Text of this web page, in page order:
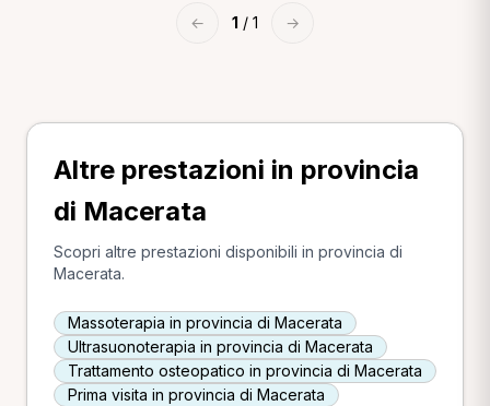
← 1 / 1 →
Altre prestazioni in provincia
di Macerata
Scopri altre prestazioni disponibili in provincia di
Macerata.
Massoterapia in provincia di Macerata
Ultrasuonoterapia in provincia di Macerata
Trattamento osteopatico in provincia di Macerata
Prima visita in provincia di Macerata